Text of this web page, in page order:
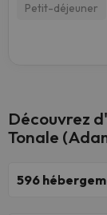
Petit-déjeuner
Découvrez
Tonale
596